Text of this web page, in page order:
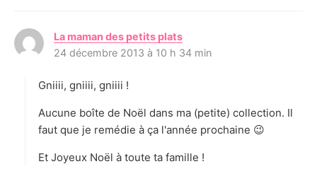
La maman des petits plats
i
24 décembre 2013 à 10 h 34 min
Gniiii, gniiii, gniiii !
Aucune boîte de Noël dans ma (petite) collection. Il
faut que je remédie à ça l'année prochaine 😉
Et Joyeux Noël à toute ta famille !